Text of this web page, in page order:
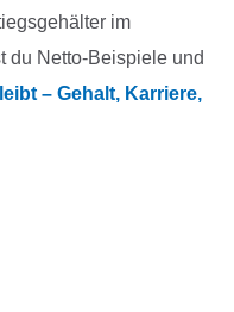
im
du Netto-Beispiele und
– Gehalt, Karriere,